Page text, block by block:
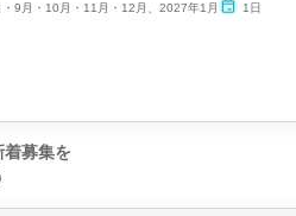
9月・10月・11月・12月、2027年1月 1日
着募集を